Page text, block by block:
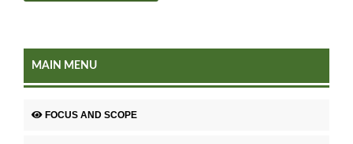
MAIN MENU
FOCUS AND SCOPE